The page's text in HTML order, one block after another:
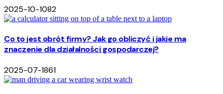
2025-10-1082
Co to jest obrót firmy? Jak go obliczyć i jakie ma
znaczenie dla działalności gospodarczej?
2025-07-1861